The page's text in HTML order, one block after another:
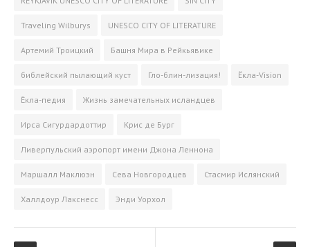
k
ь
Traveling Wilburys UNESCO CITY OF LITERATURE
Артемий Троицкий Башня Мира в Рейкьявике
библейский пылающий куст Гло-блин-лизация! Ёкла-Vision
Ёкла-педия Жизнь замечательных исландцев
Ирса Сигурдардоттир Крис де Бург
Ливерпульский аэропорт имени Джона Леннона
Маршалл Маклюэн Сева Новгородцев Стасмир Ислянский
Халлдоур Лакснесс Энди Уорхол